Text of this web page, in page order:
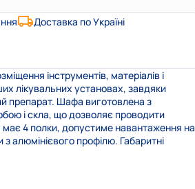
Доставка по Україні
інструментів, матеріалів і
лікувальних установах, завдяки
препарат. Шафа виготовлена ​​з
і скла, що дозволяє проводити
4 полки, допустиме навантаження на
алюмінієвого профілю. Габаритні